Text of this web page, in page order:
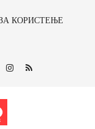
КОРИСТЕЊЕ